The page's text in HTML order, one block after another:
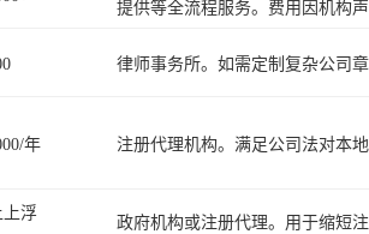
提供等全流程服务。费用因机构
律师事务所。如需定制复杂公司章
年 注册代理机构。满足公司法对本
上浮
政府机构或注册代理。用于缩短注